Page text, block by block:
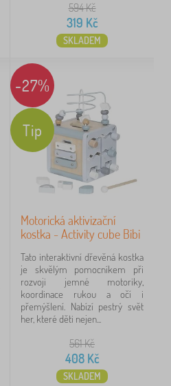
594Kč
319 Kč
SKLADEM
-27%
Tip
Motorická aktivizační
kostka - Activity cube Bibi
Tato interaktivní dřevěná kostka
je skvělým pomocníkem při
rozvoji jemné motoriky,
koordinace rukou a očí i
přemýšlení. Nabízí pestrý svět
her, které děti nejen...
561Kč
408Kč
SKLADEM